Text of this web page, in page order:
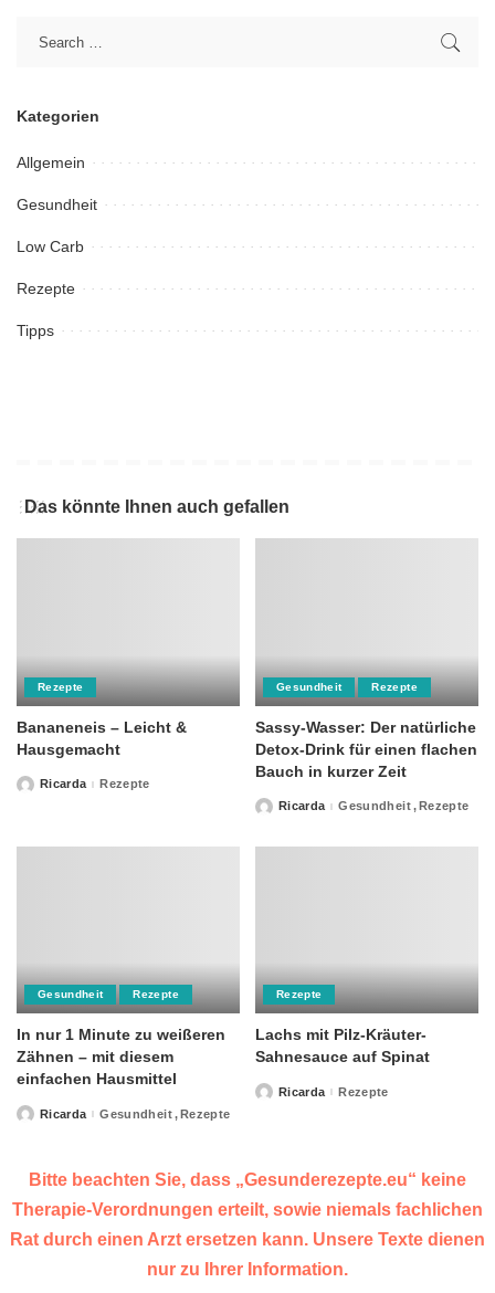
Kategorien
Allgemein
Gesundheit
Low Carb
Rezepte
Tipps
Das könnte Ihnen auch gefallen
Rezepte
Bananeneis – Leicht &
Hausgemacht
PostedRicarda Rezepte
Gesundheit Rezepte
Sassy-Wasser: Der natürliche
Detox-Drink für einen flachen
Bauch in kurzer Zeit
PostedRicarda Gesundheit Rezepte
Gesundheit Rezepte
In nur 1 Minute zu weißeren
Zähnen – mit diesem
einfachen Hausmittel
PostedRicarda Gesundheit Rezepte
Rezepte
Lachs mit Pilz-Kräuter-
Sahnesauce auf Spinat
PostedRicarda Rezepte
Bitte beachten Sie, dass „Gesunderezepte.eu“ keine
Therapie-Verordnungen erteilt, sowie niemals fachlichen
Rat durch einen Arzt ersetzen kann. Unsere Texte dienen
nur zu Ihrer Information.